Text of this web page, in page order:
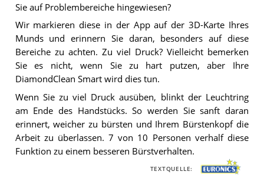
Sie auf Problembereiche hingewiesen?
Wir markieren diese in der App auf der 3D-Karte Ihres
Munds und erinnern Sie daran, besonders auf diese
Bereiche zu achten. Zu viel Druck? Vielleicht bemerken
Sie es nicht, wenn Sie zu hart putzen, aber Ihre
DiamondClean Smart wird dies tun.
Wenn Sie zu viel Druck ausüben, blinkt der Leuchtring
am Ende des Handstücks. So werden Sie sanft daran
erinnert, weicher zu bürsten und Ihrem Bürstenkopf die
Arbeit zu überlassen. 7 von 10 Personen verhalf diese
Funktion zu einem besseren Bürstverhalten.
TEXTQUELLE: